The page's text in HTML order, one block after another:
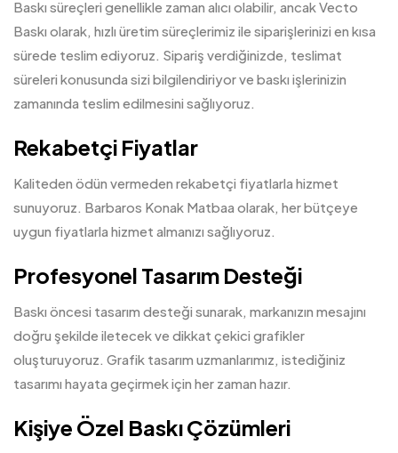
Baskı süreçleri genellikle zaman alıcı olabilir, ancak Vecto
Baskı olarak, hızlı üretim süreçlerimiz ile siparişlerinizi en kısa
sürede teslim ediyoruz. Sipariş verdiğinizde, teslimat
süreleri konusunda sizi bilgilendiriyor ve baskı işlerinizin
zamanında teslim edilmesini sağlıyoruz.
Rekabetçi Fiyatlar
Kaliteden ödün vermeden rekabetçi fiyatlarla hizmet
sunuyoruz. Barbaros Konak Matbaa olarak, her bütçeye
uygun fiyatlarla hizmet almanızı sağlıyoruz.
Profesyonel Tasarım Desteği
Baskı öncesi tasarım desteği sunarak, markanızın mesajını
doğru şekilde iletecek ve dikkat çekici grafikler
oluşturuyoruz. Grafik tasarım uzmanlarımız, istediğiniz
tasarımı hayata geçirmek için her zaman hazır.
Kişiye Özel Baskı Çözümleri